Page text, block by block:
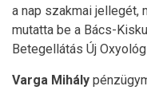
a nap szakmai jellegét,
mutatta be a Bács-
Betegellátás Új
Varga Mihály